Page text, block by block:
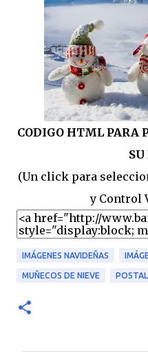
CODIGO HTML PARA
SU
(Un click para
y Control
IMÁGENES NAVIDEÑAS
MUÑECOS DE NIEVE